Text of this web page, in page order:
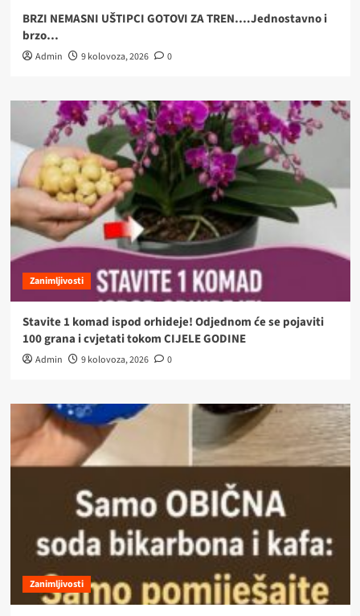
BRZI NEMASNI UŠTIPCI GOTOVI ZA TREN….Jednostavno i
brzo…
Admin 9 kolovoza, 2026 0
Zanimljivosti
Stavite 1 komad ispod orhideje! Odjednom će se pojaviti
100 grana i cvjetati tokom CIJELE GODINE
Admin 9 kolovoza, 2026 0
Zanimljivosti